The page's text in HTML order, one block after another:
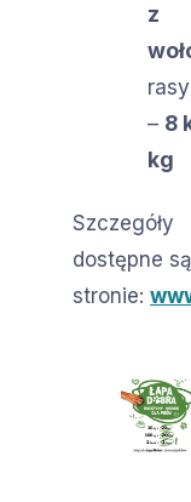
z
– 8
kg
Szczegóły
dostępne
stronie: